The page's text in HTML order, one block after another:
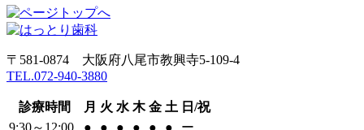
〒581-0874 大阪府八尾市教興寺5-109-4
TEL.072-940-3880
診療時間 月 火 水 木 金 土 日/祝
9:30～12:00
● ● ● ● ● ●
ー